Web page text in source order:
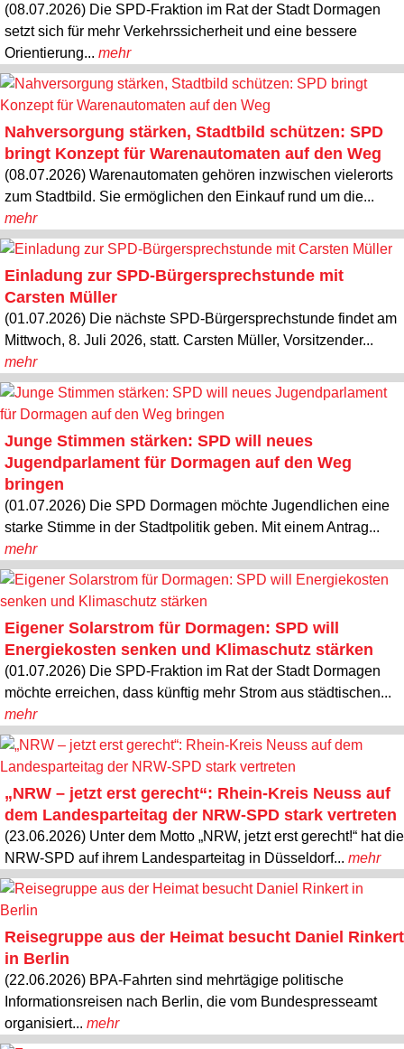
(08.07.2026) Die SPD-Fraktion im Rat der Stadt Dormagen
setzt sich für mehr Verkehrssicherheit und eine bessere
Orientierung... mehr
Nahversorgung stärken, Stadtbild schützen: SPD
bringt Konzept für Warenautomaten auf den Weg
(08.07.2026) Warenautomaten gehören inzwischen vielerorts
zum Stadtbild. Sie ermöglichen den Einkauf rund um die...
mehr
Einladung zur SPD-Bürgersprechstunde mit
Carsten Müller
(01.07.2026) Die nächste SPD-Bürgersprechstunde findet am
Mittwoch, 8. Juli 2026, statt. Carsten Müller, Vorsitzender...
mehr
Junge Stimmen stärken: SPD will neues
Jugendparlament für Dormagen auf den Weg
bringen
(01.07.2026) Die SPD Dormagen möchte Jugendlichen eine
starke Stimme in der Stadtpolitik geben. Mit einem Antrag...
mehr
Eigener Solarstrom für Dormagen: SPD will
Energiekosten senken und Klimaschutz stärken
(01.07.2026) Die SPD-Fraktion im Rat der Stadt Dormagen
möchte erreichen, dass künftig mehr Strom aus städtischen...
mehr
„NRW – jetzt erst gerecht“: Rhein-Kreis Neuss auf
dem Landesparteitag der NRW-SPD stark vertreten
(23.06.2026) Unter dem Motto „NRW, jetzt erst gerecht!“ hat die
NRW-SPD auf ihrem Landesparteitag in Düsseldorf... mehr
Reisegruppe aus der Heimat besucht Daniel Rinkert
in Berlin
(22.06.2026) BPA-Fahrten sind mehrtägige politische
Informationsreisen nach Berlin, die vom Bundespresseamt
organisiert... mehr